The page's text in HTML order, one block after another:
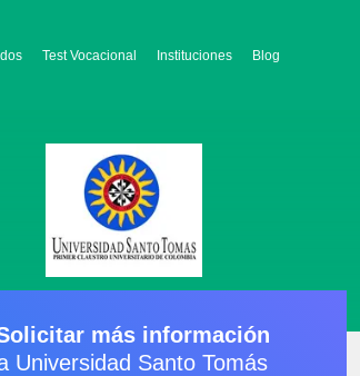
Test Vocacional Instituciones Blog
más información
Universidad Santo Tomás